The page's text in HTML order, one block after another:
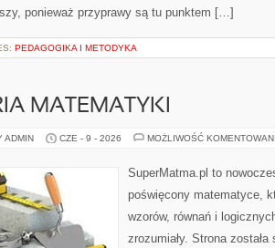
ponieważ przyprawy są tu punktem […]
PEDAGOGIKA I METODYKA
MATEMATYKI
ADMIN CZE - 9 - 2026 MOŻLIWOŚĆ
SuperMatma.pl to
poświęcony matematyce,
wzorów, równań i
zrozumiały. Strona